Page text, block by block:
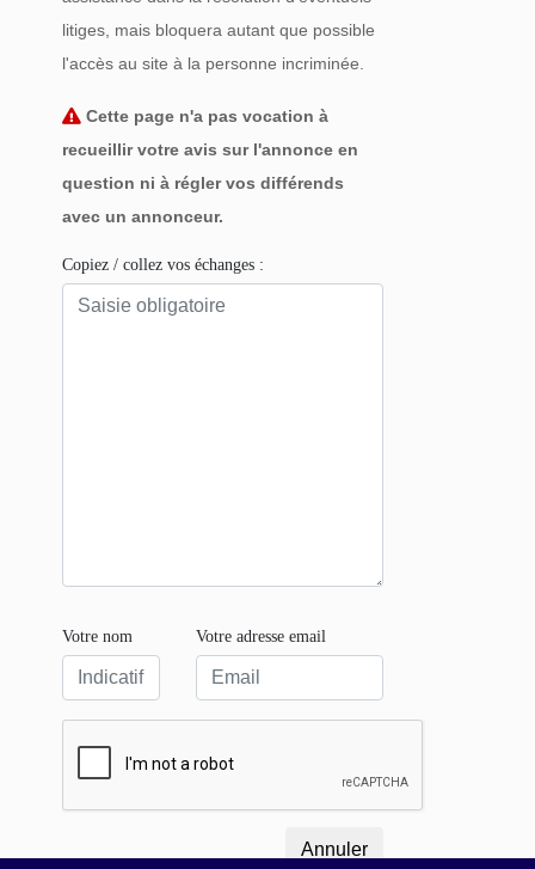
litiges, mais bloquera autant que possible
l'accès au site à la personne incriminée.
Cette page n'a pas vocation à
recueillir votre avis sur l'annonce en
question ni à régler vos différends
avec un annonceur.
Copiez / collez vos échanges :
Votre nom Votre adresse email